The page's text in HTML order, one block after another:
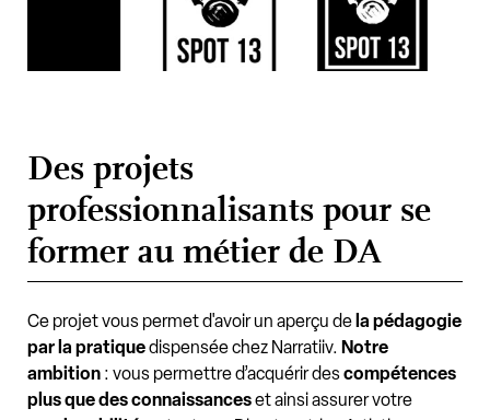
Des projets
professionnalisants pour se
former au métier de DA
Ce projet vous permet d'avoir un aperçu de la pédagogie
par la pratiquedispensée chez Narratiiv. Notre
ambition : vous permettre d’acquérir descompétences
plus que des connaissanceset ainsi assurer votre